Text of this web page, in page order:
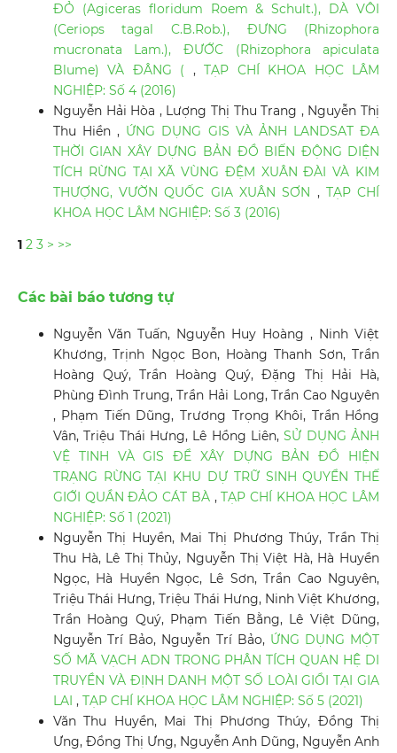
ĐỎ (Agiceras floridum Roem & Schult.), DÀ VÔI
(Ceriops tagal C.B.Rob.), ĐƯNG (Rhizophora
mucronata Lam.), ĐƯỚC (Rhizophora apiculata
Blume) VÀ ĐÂNG ( ,TẠP CHÍ KHOA HỌC LÂM
NGHIỆP: Số 4 (2016)
Nguyễn Hải Hòa , Lượng Thị Thu Trang , Nguyễn Thị
Thu Hiền , ỨNG DỤNG GIS VÀ ẢNH LANDSAT ĐA
THỜI GIAN XÂY DỰNG BẢN ĐỒ BIẾN ĐỘNG DIỆN
TÍCH RỪNG TẠI XÃ VÙNG ĐỆM XUÂN ĐÀI VÀ KIM
THƯỢNG, VƯỜN QUỐC GIA XUÂN SƠN , TẠP CHÍ
KHOA HỌC LÂM NGHIỆP: Số 3 (2016)
1 2 3 > >>
Các bài báo tương tự
Nguyễn Văn Tuấn, Nguyễn Huy Hoàng , Ninh Việt
Khương, Trịnh Ngọc Bon, Hoàng Thanh Sơn, Trần
Hoàng Quý, Trần Hoàng Quý, Đặng Thị Hải Hà,
Phùng Đình Trung, Trần Hải Long, Trần Cao Nguyên
, Phạm Tiến Dũng, Trương Trọng Khôi, Trần Hồng
Vân, Triệu Thái Hưng, Lê Hồng Liên,SỬ DỤNG ẢNH
VỆ TINH VÀ GIS ĐỂ XÂY DỰNG BẢN ĐỒ HIỆN
TRẠNG RỪNG TẠI KHU DỰ TRỮ SINH QUYỂN THẾ
GIỚI QUẦN ĐẢO CÁT BÀ ,TẠP CHÍ KHOA HỌC LÂM
NGHIỆP: Số 1 (2021)
Nguyễn Thị Huyền, Mai Thị Phương Thúy, Trần Thị
Thu Hà, Lê Thị Thủy, Nguyễn Thị Việt Hà, Hà Huyền
Ngọc, Hà Huyền Ngọc, Lê Sơn, Trần Cao Nguyên,
Triệu Thái Hưng, Triệu Thái Hưng, Ninh Việt Khương,
Trần Hoàng Quý, Phạm Tiến Bằng, Lê Việt Dũng,
Nguyễn Trí Bảo, Nguyễn Trí Bảo, ỨNG DỤNG MỘT
SỐ MÃ VẠCH ADN TRONG PHÂN TÍCH QUAN HỆ DI
TRUYỀN VÀ ĐỊNH DANH MỘT SỐ LOÀI GIỔI TẠI GIA
LAI , TẠP CHÍ KHOA HỌC LÂM NGHIỆP: Số 5 (2021)
Văn Thu Huyền, Mai Thị Phương Thúy, Đồng Thị
Ưng, Đồng Thị Ưng, Nguyễn Anh Dũng, Nguyễn Anh